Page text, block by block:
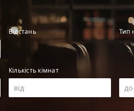
Відстань Тип
Кількість кімнат